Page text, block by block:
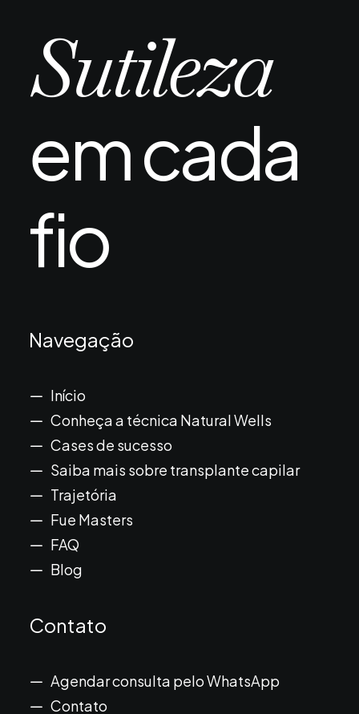
Sutileza
em cada
fio
Navegação
Início
Conheça a técnica Natural Wells
Cases de sucesso
Saiba mais sobre transplante capilar
Trajetória
Fue Masters
FAQ
Blog
Contato
Agendar consulta pelo WhatsApp
Contato